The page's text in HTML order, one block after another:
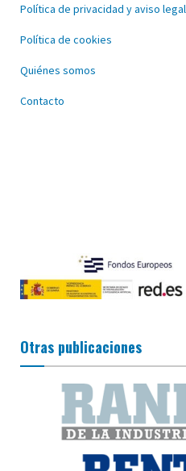
Política de privacidad y aviso legal
Política de cookies
Quiénes somos
Contacto
Otras publicaciones